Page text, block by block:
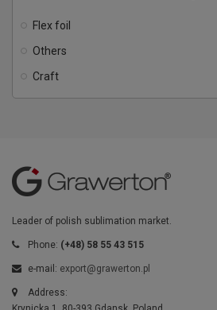
Flex foil
Others
Craft
Leader of polish sublimation market.
Phone: (+48) 58 55 43 515
e-mail: export@grawerton.pl
Address: